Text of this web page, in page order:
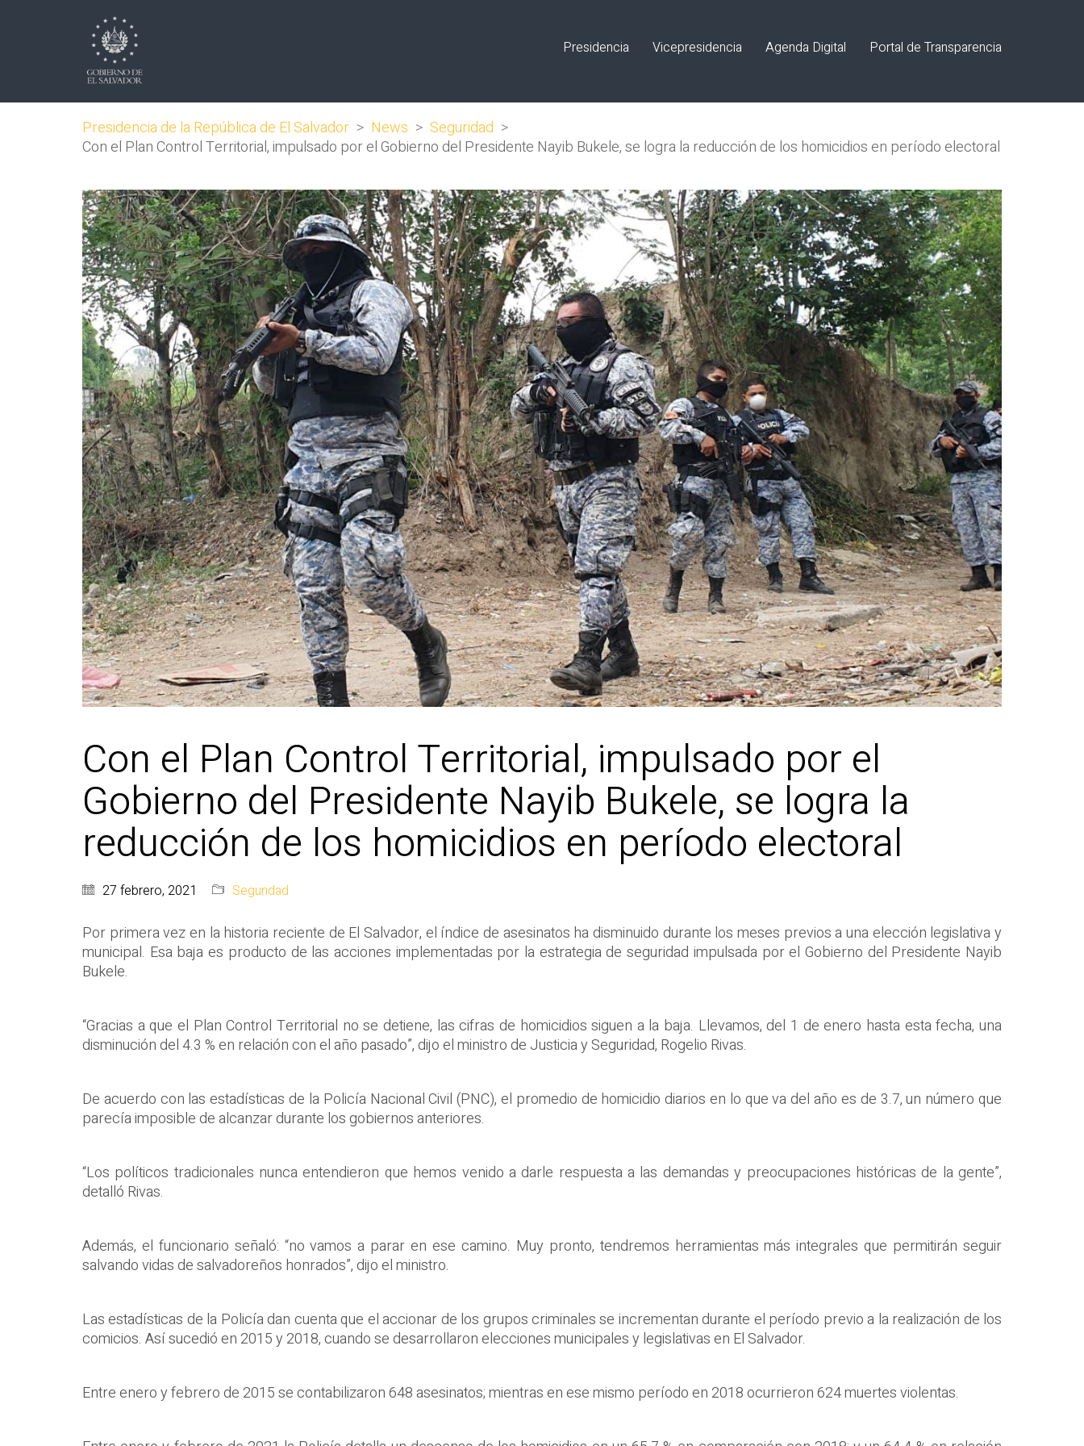
Presidencia Vicepresidencia Agenda Digital Portal de Transparencia
Presidencia de la República de El Salvador > News > Seguridad >
Con el Plan Control Territorial, impulsado por el Gobierno del Presidente Nayib Bukele, se logra la reducción de los homicidios en período electoral
Con el Plan Control Territorial, impulsado por el
Gobierno del Presidente Nayib Bukele, se logra la
reducción de los homicidios en período electoral
27 febrero, 2021 Seguridad
Por primera vez en la historia reciente de El Salvador, el índice de asesinatos ha disminuido durante los meses previos a una elección legislativa y
municipal. Esa baja es producto de las acciones implementadas por la estrategia de seguridad impulsada por el Gobierno del Presidente Nayib
Bukele.
“Gracias a que el Plan Control Territorial no se detiene, las cifras de homicidios siguen a la baja. Llevamos, del 1 de enero hasta esta fecha, una
disminución del 4.3 % en relación con el año pasado”, dijo el ministro de Justicia y Seguridad, Rogelio Rivas.
De acuerdo con las estadísticas de la Policía Nacional Civil (PNC), el promedio de homicidio diarios en lo que va del año es de 3.7, un número que
parecía imposible de alcanzar durante los gobiernos anteriores.
“Los políticos tradicionales nunca entendieron que hemos venido a darle respuesta a las demandas y preocupaciones históricas de la gente”,
detalló Rivas.
Además, el funcionario señaló: “no vamos a parar en ese camino. Muy pronto, tendremos herramientas más integrales que permitirán seguir
salvando vidas de salvadoreños honrados”, dijo el ministro.
Las estadísticas de la Policía dan cuenta que el accionar de los grupos criminales se incrementan durante el período previo a la realización de los
comicios. Así sucedió en 2015 y 2018, cuando se desarrollaron elecciones municipales y legislativas en El Salvador.
Entre enero y febrero de 2015 se contabilizaron 648 asesinatos; mientras en ese mismo período en 2018 ocurrieron 624 muertes violentas.